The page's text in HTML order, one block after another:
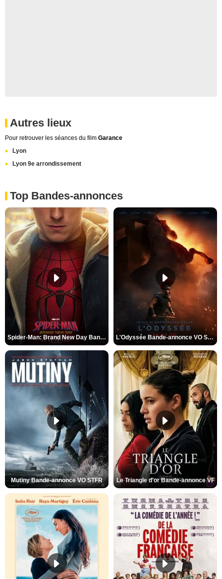
Autres lieux
Pour retrouver les séances du film Garance
Lyon
Lyon 9e arrondissement
Top Bandes-annonces
Spider-Man: Brand New Day Bande-annonce VO STFR L'Odyssée Bande-annonce VO STFR
Mutiny Bande-annonce VO STFR Le Triangle d'or Bande-annonce VF